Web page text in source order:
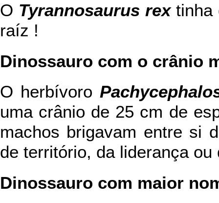
O Tyrannosaurus rextinha
raíz !
Dinossauro com o crânio
O herbívoro
uma crânio de 25 cm de
machos brigavam entre si
de território, da liderança
Dinossauro com maior